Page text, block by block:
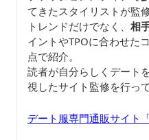
てきたスタイリストが監
トレンドだけでなく、 相
イントやTPOに合わせた
点で紹介。
読者が自分らしくデート
視したサイト監修を行って
デート服専門通販サイト